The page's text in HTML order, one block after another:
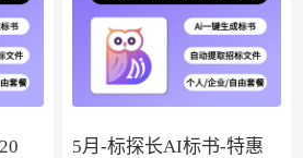
5月-标探长AI标书-特惠